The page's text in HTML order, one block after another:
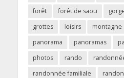
forêt
forêt de saou
grottes
loisirs montagne
panorama
panoramas
photos
rando
randonnée familiale